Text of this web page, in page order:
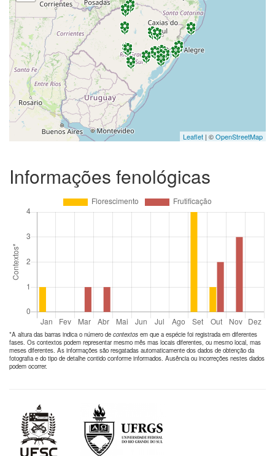
Leaflet | ©OpenStreetMap
Informações fenológicas
*A altura das barras indica o número de contextos em que a espécie foi registrada em diferentes
fases. Os contextos podem representar mesmo mês mas locais diferentes, ou mesmo local, mas
meses diferentes. As informações são resgatadas automaticamente dos dados de obtenção da
fotografia e do tipo de detalhe contido conforme informados. Ausência ou incorreções nestes dados
podem ocorrer.